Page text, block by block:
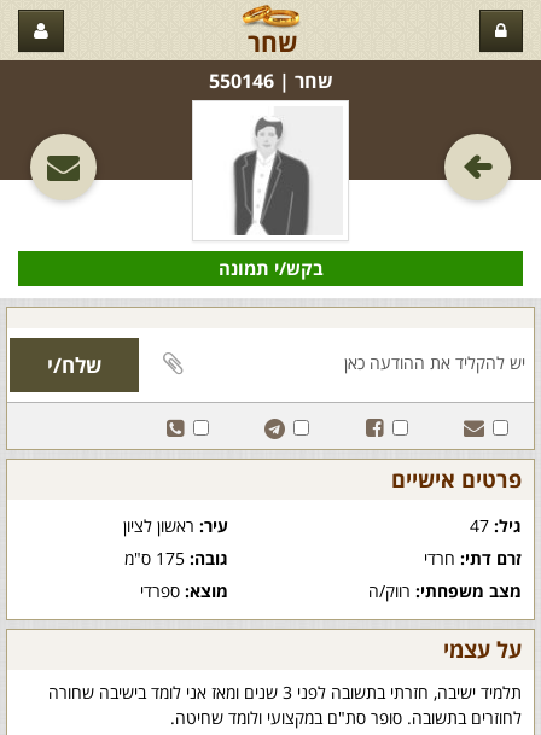
שחר
שחר‏ | 550146
בקש/י תמונה
פרטים אישיים
גיל: עיר:ראשון לציון
זרם דתי: חרדי גובה:175 ס"מ
מצב משפחתי: רווק/ה מוצא:ספרדי
על עצמי
תלמיד ישיבה, חזרתי בתשובה לפני 3 שנים ומאז אני לומד בישיבה שחורה
לחוזרים בתשובה. סופר סת"ם במקצועי ולומד שחיטה.